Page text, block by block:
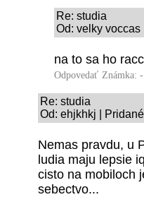
Re: studia
Od: velky
na to sa ho
Odpovedať Známka:
Re: studia
Od: ehjkhkj |
Nemas pravdu, u
ludia maju lepsie
cisto na mobiloch
sebectvo...